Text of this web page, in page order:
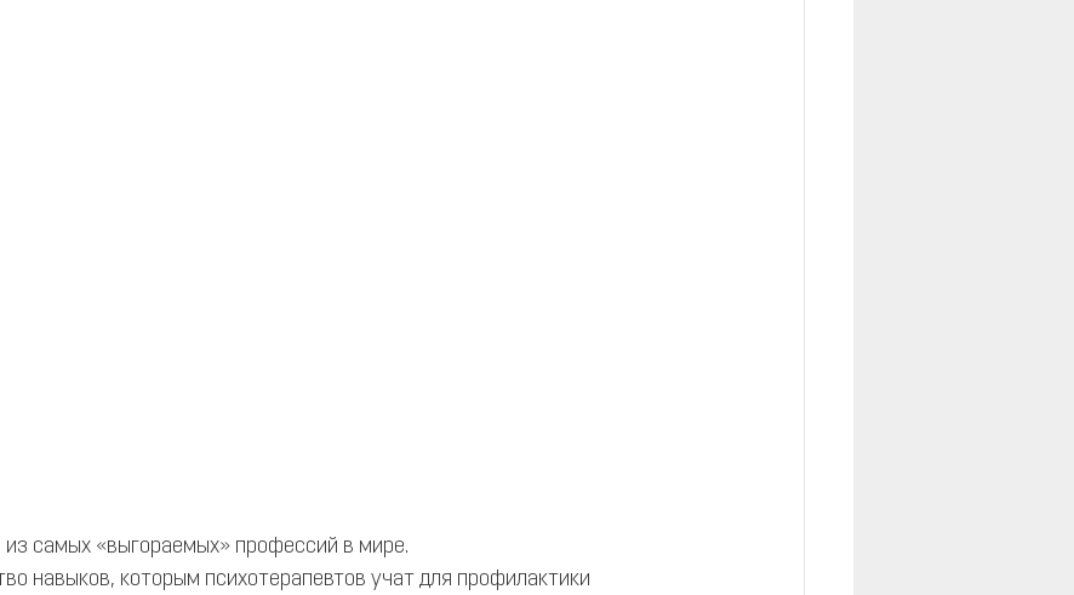
самых «выгораемых» профессий в мире.
навыков, которым психотерапевтов учат для профилактики